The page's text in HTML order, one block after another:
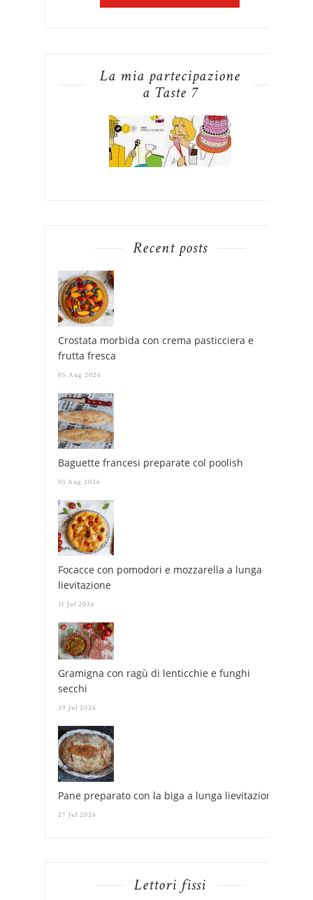
La mia partecipazione
a Taste 7
Recent posts
Crostata morbida con crema pasticciera e
frutta fresca
05 Aug 2026
Baguette francesi preparate col poolish
03 Aug 2026
Focacce con pomodori e mozzarella a lunga
lievitazione
31 Jul 2026
Gramigna con ragù di lenticchie e funghi
secchi
29 Jul 2026
Pane preparato con la biga a lunga lievitazione
27 Jul 2026
Lettori fissi